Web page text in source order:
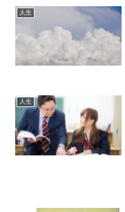
人生
人生